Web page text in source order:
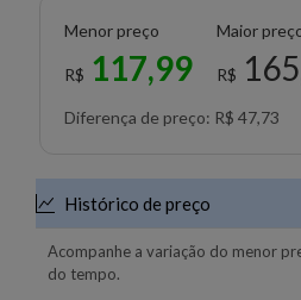
Menor preço
R$ 117,99
Maior
R$
Diferença de preço: R$ 47,73
Histórico de preço
Acompanhe a variação do menor
do tempo.